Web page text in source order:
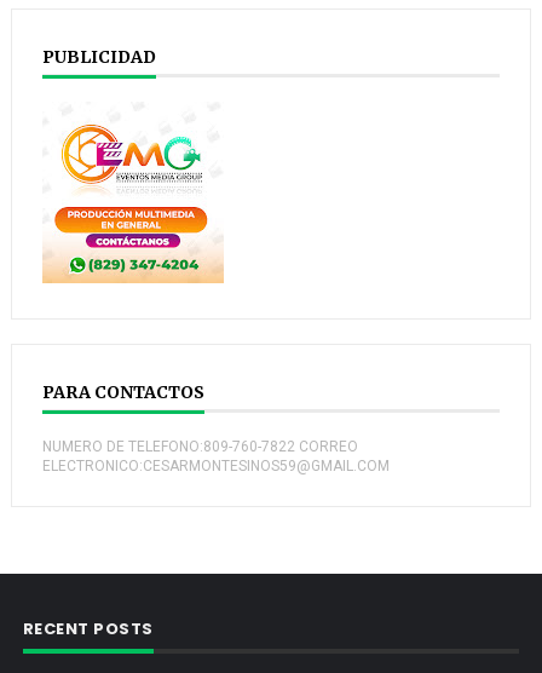
PUBLICIDAD
PARA CONTACTOS
NUMERO DE TELEFONO:809-760-7822 CORREO
ELECTRONICO:CESARMONTESINOS59@GMAIL.COM
RECENT POSTS